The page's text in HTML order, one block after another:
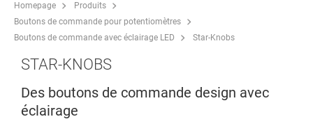
Homepage
Produits
Boutons de commande pour potentiomètres
Boutons de commande avec éclairage LED
Star-Knobs
STAR-KNOBS
Des boutons de commande design avec
éclairage